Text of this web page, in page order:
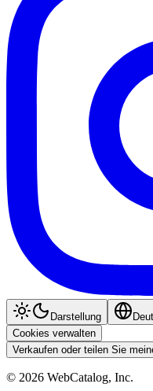
Darstellung
Cookies verwalten
Verkaufen oder teilen Sie
© 2026 WebCatalog, Inc.